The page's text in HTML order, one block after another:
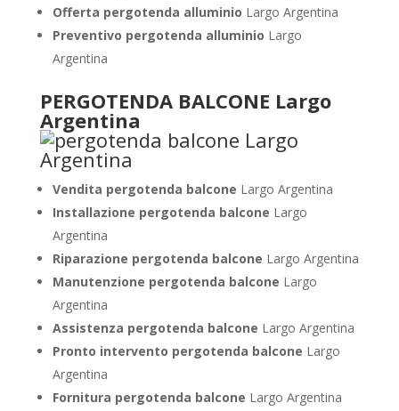
Offerta pergotenda alluminio Largo Argentina
Preventivo pergotenda alluminio Largo
Argentina
PERGOTENDA BALCONE Largo
Argentina
Vendita pergotenda balcone Largo Argentina
Installazione pergotenda balcone Largo
Argentina
Riparazione pergotenda balcone Largo Argentina
Manutenzione pergotenda balcone Largo
Argentina
Assistenza pergotenda balcone Largo Argentina
Pronto intervento pergotenda balcone Largo
Argentina
Fornitura pergotenda balcone Largo Argentina